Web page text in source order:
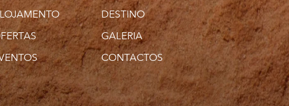
DESTINO
GALERIA
CONTACTOS